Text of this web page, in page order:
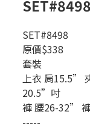
SET#8498
SET#8498
原價$338
套裝
上衣 肩15.5”
20.5”吋
褲 腰26-32”
-----